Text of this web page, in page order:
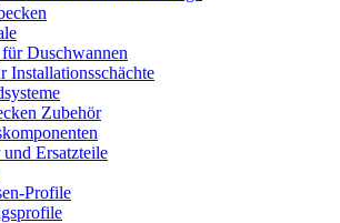
Duschwannen
Installationsschächte
Zubehör
Ersatzteile
Profile